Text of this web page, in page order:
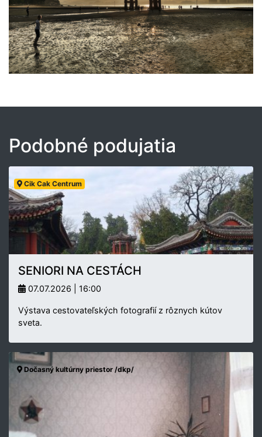
Podobné podujatia
Cik Cak Centrum
SENIORI NA CESTÁCH
07.07.2026 | 16:00
Výstava cestovateľských fotografií z rôznych kútov
sveta.
Dočasný kultúrny priestor /dkp/